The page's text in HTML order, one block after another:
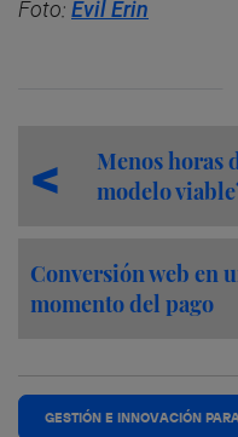
Foto: Evil Erin
Menos horas
modelo
Conversión web en
momento del pago
GESTIÓN E INNOVACIÓN